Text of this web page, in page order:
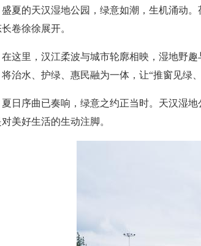
盛夏的天汉湿地公园，绿意如潮，生机涌动
卷徐徐展开。
在这里，汉江柔波与城市轮廓相映，湿地野
治水、护绿、惠民融为一体，让“推窗见绿
夏日序曲已奏响，绿意之约正当时。天汉湿
美好生活的生动注脚。